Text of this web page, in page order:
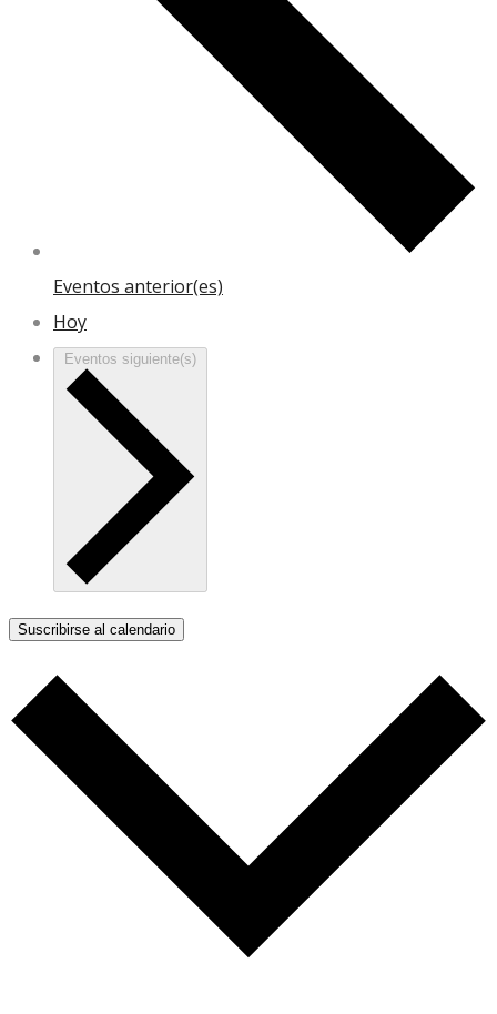
Eventos anterior(es)
Hoy
Eventos siguiente(s)
Suscribirse al calendario